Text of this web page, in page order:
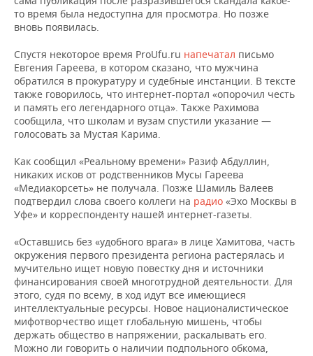
то время была недоступна для просмотра. Но позже
вновь появилась.
Спустя некоторое время ProUfu.ru напечатал письмо
Евгения Гареева, в котором сказано, что мужчина
обратился в прокуратуру и судебные инстанции. В тексте
также говорилось, что интернет-портал «опорочил честь
и память его легендарного отца». Также Рахимова
сообщила, что школам и вузам спустили указание —
голосовать за Мустая Карима.
Как сообщил «Реальному времени» Разиф Абдуллин,
никаких исков от родственников Мусы Гареева
«Медиакорсеть» не получала. Позже Шамиль Валеев
подтвердил слова своего коллеги на радио «Эхо Москвы в
Уфе» и корреспонденту нашей интернет-газеты.
«Оставшись без «удобного врага» в лице Хамитова, часть
окружения первого президента региона растерялась и
мучительно ищет новую повестку дня и источники
финансирования своей многотрудной деятельности. Для
этого, судя по всему, в ход идут все имеющиеся
интеллектуальные ресурсы. Новое националистическое
мифотворчество ищет глобальную мишень, чтобы
держать общество в напряжении, раскалывать его.
Можно ли говорить о наличии подпольного обкома,